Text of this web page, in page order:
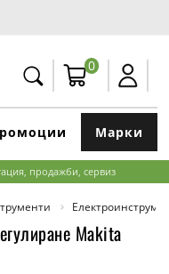
0
Марки
продажби, сервиз
Makita